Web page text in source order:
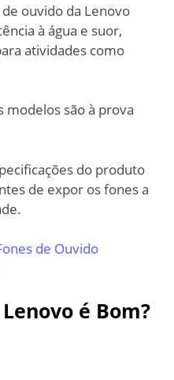
ouvido da Lenovo
à água e suor,
atividades como
modelos são à prova
do produto
de expor os fones a
de Ouvido
é Bom?